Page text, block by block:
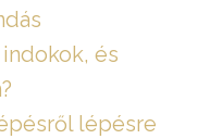
és
lépésre